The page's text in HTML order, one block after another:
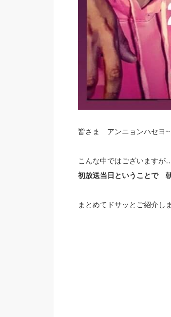
皆さま アンニョンハセヨ
こんな中ではございます
初放送当日ということで
まとめてドサッとご紹介し